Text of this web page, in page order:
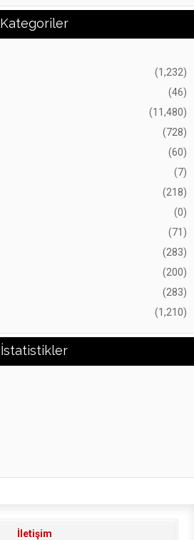
Kategoriler
(1,232)
(46)
(11,480)
(728)
(60)
(7)
(218)
(0)
(71)
(283)
(200)
(283)
(1,210)
İstatistikler
İletişim